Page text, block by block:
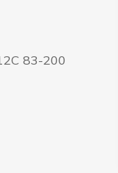
83-200